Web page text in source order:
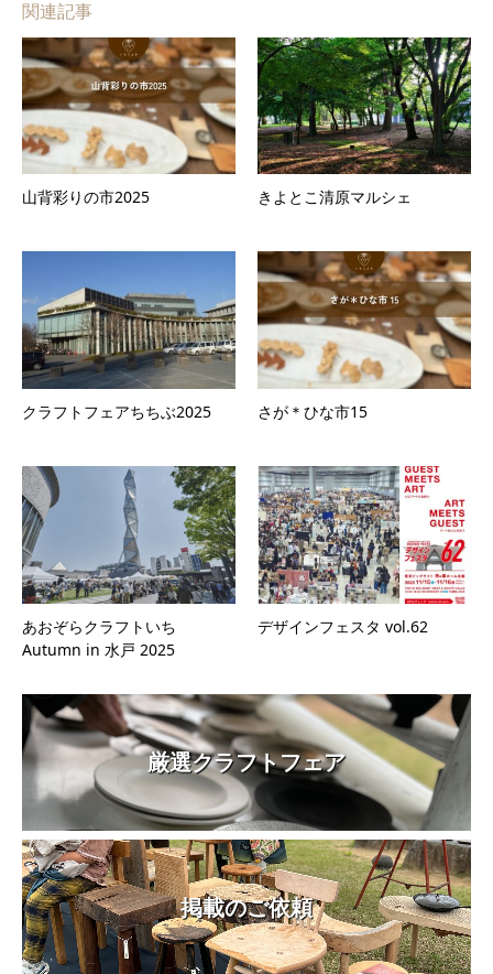
関連記事
山背彩りの市2025 きよとこ清原マルシェ
クラフトフェアちちぶ2025 さが＊ひな市15
あおぞらクラフトいち
Autumn in 水戸 2025
デザインフェスタ vol.62
厳選クラフトフェア
掲載のご依頼